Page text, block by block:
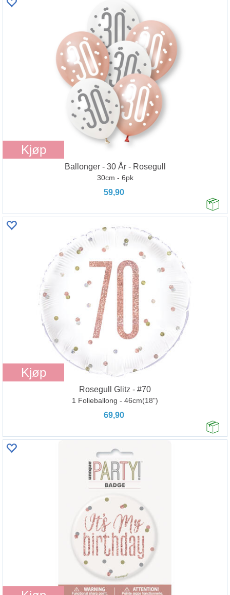
Kjøp
Ballonger - 30 År - Rosegull
30cm - 6pk
59,90
Kjøp
Rosegull Glitz - #70
1 Folieballong - 46cm(18")
69,90